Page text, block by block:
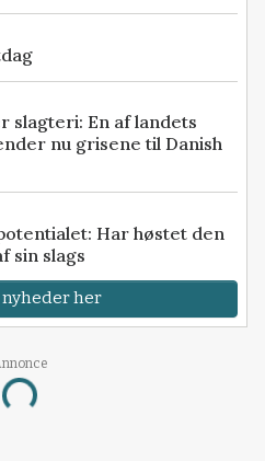
slagteri: En af landets
nu grisene til Danish
Har høstet den
sin slags
nyheder her
Loading...